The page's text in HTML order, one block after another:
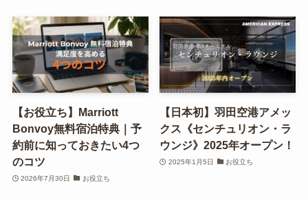
【お役立ち】Marriott
Bonvoy無料宿泊特典｜予
約前に知っておきたい4つ
のコツ
2026年7月30日 お役立ち
【日本初】羽田空港アメッ
クス《センチュリオン・ラ
ウンジ》2025年オープン！
2025年1月5日 お役立ち